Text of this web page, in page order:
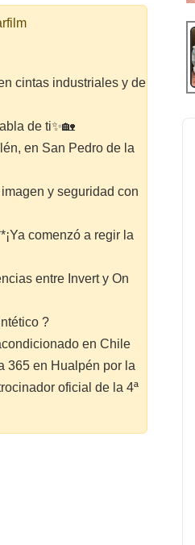
cintas industriales y de
de ti✨🏡
en San Pedro de la
y seguridad con
comenzó a regir la
entre Invert y On
?
en Chile
365 en Hualpén por la
oficial de la 4ª